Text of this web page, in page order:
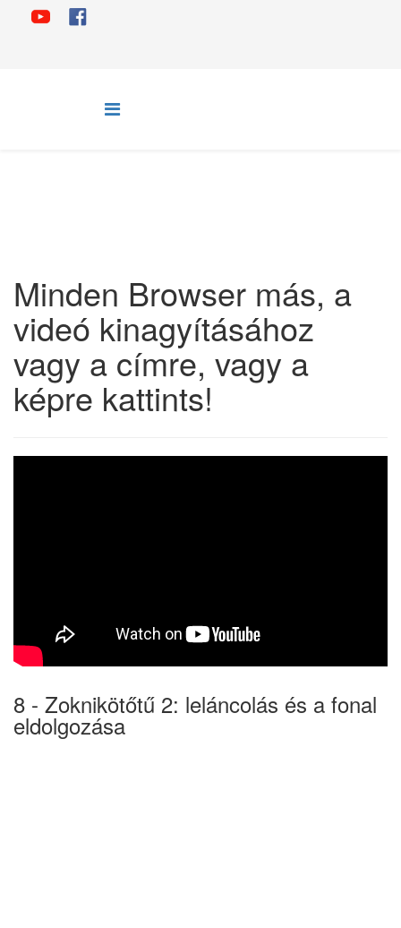
Minden Browser más, a
videó kinagyításához
vagy a címre, vagy a
képre kattints!
8 - Zoknikötőtű 2: leláncolás és a fonal
eldolgozása